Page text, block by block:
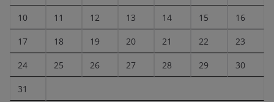
10 11 12 13 14 15 16
17 18 19 20 21 22 23
24 25 26 27 28 29 30
31